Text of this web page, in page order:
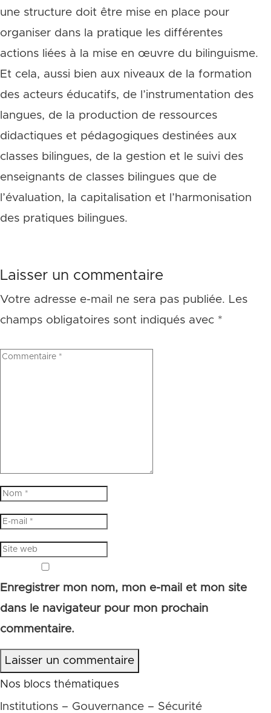
une structure doit être mise en place pour
organiser dans la pratique les différentes
actions liées à la mise en œuvre du bilinguisme.
Et cela, aussi bien aux niveaux de la formation
des acteurs éducatifs, de l’instrumentation des
langues, de la production de ressources
didactiques et pédagogiques destinées aux
classes bilingues, de la gestion et le suivi des
enseignants de classes bilingues que de
l’évaluation, la capitalisation et l’harmonisation
des pratiques bilingues.
Laisser un commentaire
Votre adresse e-mail ne sera pas publiée. Les
champs obligatoires sont indiqués avec *
Enregistrer mon nom, mon e-mail et mon site
dans le navigateur pour mon prochain
commentaire.
Laisser un commentaire
Nos blocs thématiques
Institutions – Gouvernance – Sécurité